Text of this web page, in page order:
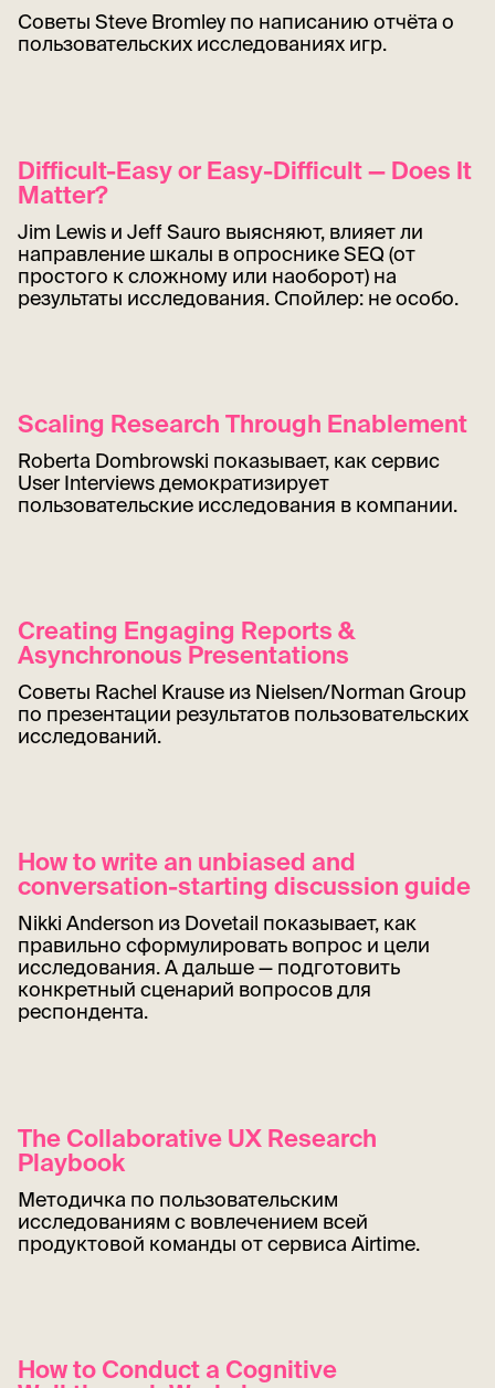
Советы Steve Bromley по написанию отчёта о
пользовательских исследованиях игр.
Difficult-Easy or Easy-Difficult — Does It
Matter?
Jim Lewis и Jeff Sauro выясняют, влияет ли
направление шкалы в опроснике SEQ (от
простого к сложному или наоборот) на
результаты исследования. Спойлер: не особо.
Scaling Research Through Enablement
Roberta Dombrowski показывает, как сервис
User Interviews демократизирует
пользовательские исследования в компании.
Creating Engaging Reports &
Asynchronous Presentations
Советы Rachel Krause из Nielsen/Norman Group
по презентации результатов пользовательских
исследований.
How to write an unbiased and
conversation-starting discussion guide
Nikki Anderson из Dovetail показывает, как
правильно сформулировать вопрос и цели
исследования. А дальше — подготовить
конкретный сценарий вопросов для
респондента.
The Collaborative UX Research
Playbook
Методичка по пользовательским
исследованиям с вовлечением всей
продуктовой команды от сервиса Airtime.
How to Conduct a Cognitive